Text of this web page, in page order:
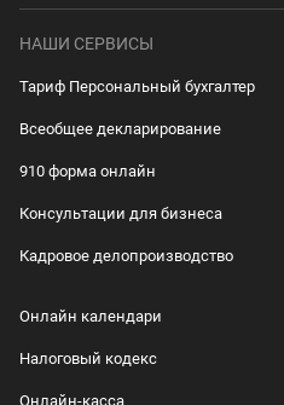
НАШИ СЕРВИСЫ
Тариф Персональный бухгалтер
Всеобщее декларирование
910 форма онлайн
Консультации для бизнеса
Кадровое делопроизводство
Онлайн календари
Налоговый кодекс
Онлайн-касса